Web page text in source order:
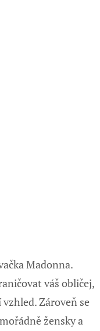
Madonna.
váš obličej,
Zároveň se
žensky a